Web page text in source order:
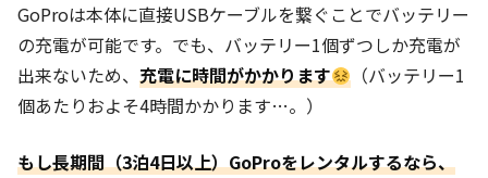
GoProは本体に直接USBケーブルを繋ぐことでバッテリー
の充電が可能です。でも、バッテリー1個ずつしか充電が
出来ないため、 充電に時間がかかります
（バッテリー1
個あたりおよそ4時間かかります…。）
もし長期間（3泊4日以上）GoProをレンタルするなら、